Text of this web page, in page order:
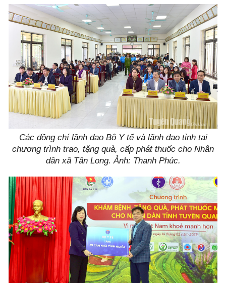
Các đồng chí lãnh đạo Bộ Y tế và lãnh đạo tỉnh tại
chương trình trao, tặng quà, cấp phát thuốc cho Nhân
dân xã Tân Long. Ảnh: Thanh Phúc.